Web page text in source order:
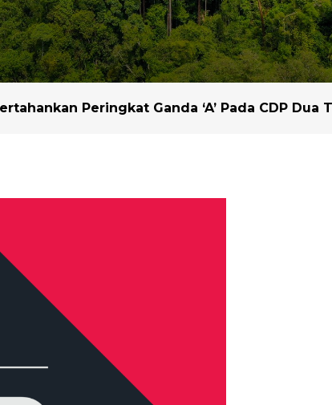
Peningkatan Hasil
Kemitraan dan
Pendekatan
Mitra Kami
Benih
Peringkat Ganda ‘A’ Pada CDP